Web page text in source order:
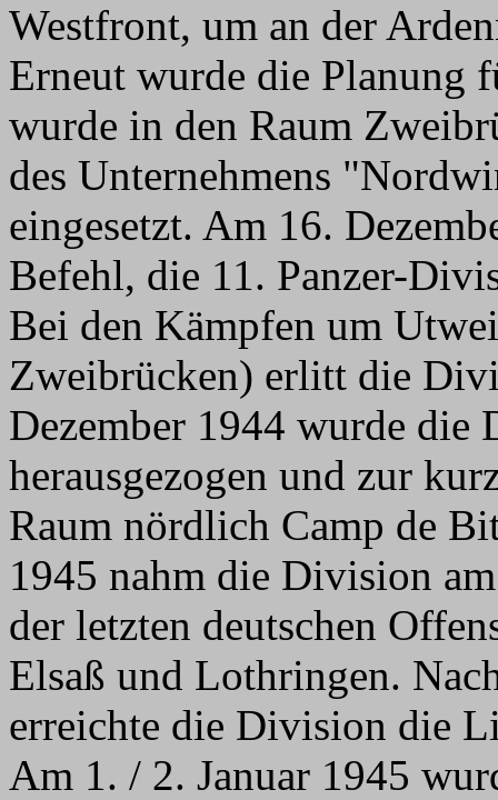
Westfront, um an der
Erneut wurde die Planung
wurde in den Raum
des Unternehmens
eingesetzt. Am 16.
Befehl, die 11. Panzer-
Bei den Kämpfen um
Zweibrücken) erlitt die
Dezember 1944 wurde
herausgezogen und zur
Raum nördlich Camp de
1945 nahm die Division
der letzten deutschen
Elsaß und Lothringen.
erreichte die Division die
Am 1. / 2. Januar 1945